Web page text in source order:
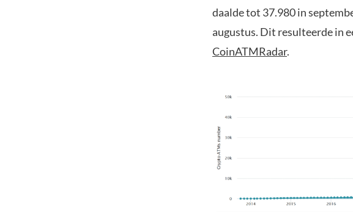
daalde tot 37.980 in
augustus. Dit resulteerde in
CoinATMRadar.